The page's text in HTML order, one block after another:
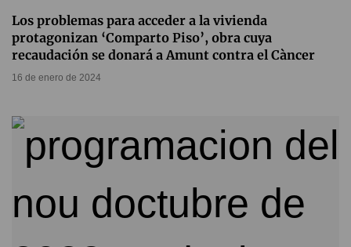
Los problemas para acceder a la vivienda
protagonizan ‘Comparto Piso’, obra cuya
recaudación se donará a Amunt contra el Càncer
16 de enero de 2024